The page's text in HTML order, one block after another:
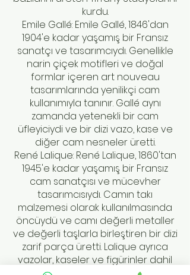
kurdu.
Emile Gallé: Emile Gallé, 1846'dan
1904'e kadar yaşamış bir Fransız
sanatçı ve tasarımcıydı. Genellikle
narin çiçek motifleri ve doğal
formlar içeren art nouveau
tasarımlarında yenilikçi cam
kullanımıyla tanınır. Gallé aynı
zamanda yetenekli bir cam
üfleyiciydi ve bir dizi vazo, kase ve
diğer cam nesneler üretti.
René Lalique: René Lalique, 1860'tan
1945'e kadar yaşamış bir Fransız
cam sanatçısı ve mücevher
tasarımcısıydı. Camın takı
malzemesi olarak kullanılmasında
öncüydü ve camı değerli metaller
ve değerli taşlarla birleştiren bir dizi
zarif parça üretti. Lalique ayrıca
vazolar, kaseler ve figürinler dahil